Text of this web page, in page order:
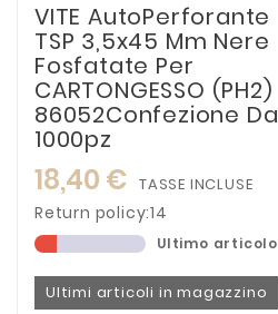
VITE AutoPerforante
TSP 3,5x45 Mm Nere
Fosfatate Per
CARTONGESSO (PH2)
86052Confezione Da
1000pz
18,40 € TASSE INCLUSE
Return policy:14
Ultimo articolo
Ultimi articoli in magazzino